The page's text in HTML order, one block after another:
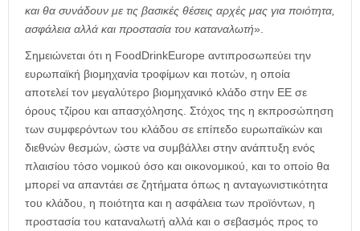
και θα συνάδουν με τις βασικές θέσεις αρχές μας για ποιότητα,
ασφάλεια αλλά και προστασία του καταναλωτή».
Σημειώνεται ότι η FoodDrinkEurope αντιπροσωπεύει την
ευρωπαϊκή βιομηχανία τροφίμων και ποτών, η οποία
αποτελεί τον μεγαλύτερο βιομηχανικό κλάδο στην ΕΕ σε
όρους τζίρου και απασχόλησης. Στόχος της η εκπροσώπηση
των συμφερόντων του κλάδου σε επίπεδο ευρωπαϊκών και
διεθνών θεσμών, ώστε να συμβάλλει στην ανάπτυξη ενός
πλαισίου τόσο νομικού όσο και οικονομικού, και το οποίο θα
μπορεί να απαντάει σε ζητήματα όπως η ανταγωνιστικότητα
του κλάδου, η ποιότητα και η ασφάλεια των προϊόντων, η
προστασία του καταναλωτή αλλά και ο σεβασμός προς το